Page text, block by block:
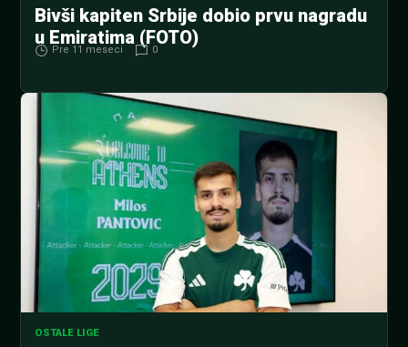
Bivši kapiten Srbije dobio prvu nagradu
u Emiratima (FOTO)
Pre 11 meseci 0
OSTALE LIGE